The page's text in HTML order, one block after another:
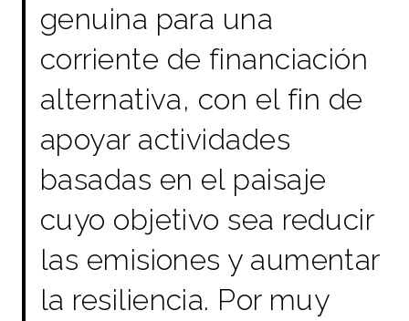
genuina para una
corriente de financiación
alternativa, con el fin de
apoyar actividades
basadas en el paisaje
cuyo objetivo sea reducir
las emisiones y aumentar
la resiliencia. Por muy